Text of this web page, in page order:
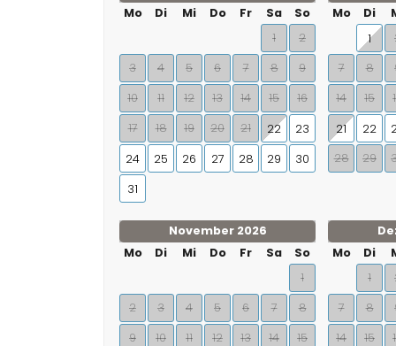
Mo
Di Mi Do Fr Sa
So
1
2
3
4 5 6 7 8
9
10
11 12 13 14 15
16
17
18 19 20 21 22
23
24
25 26 27 28 29
30
31
Mo
Di
1
7
8
14
15
21 22
28
29
November 2026
Mo
Di Mi Do Fr Sa
So
1
2
3 4 5 6 7
8
9
10 11 12 13 14
15
Mo
Di
1
7
8
14
15